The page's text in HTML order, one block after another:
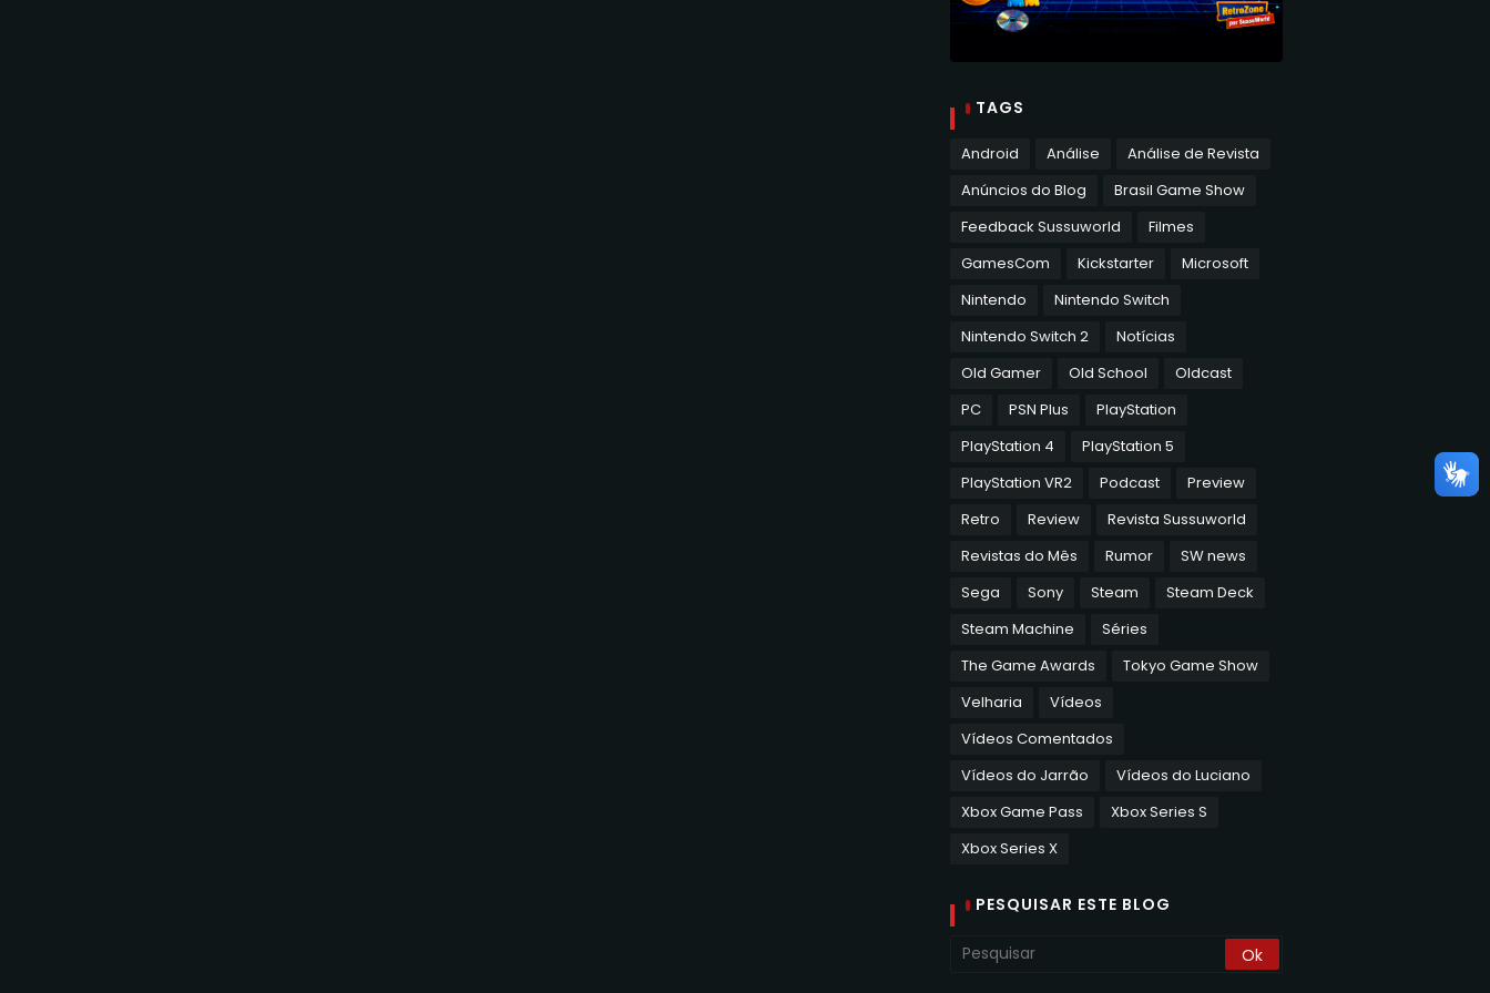
TAGS
Android Análise
Análise de Revista
Anúncios do Blog
Brasil Game Show
Feedback Sussuworld
Filmes
GamesCom
Kickstarter
Microsoft
Nintendo
Nintendo Switch
Nintendo Switch 2
Notícias
Old Gamer
Old School
Oldcast
PC
PSN Plus
PlayStation
PlayStation 4
PlayStation 5
PlayStation VR2
Podcast
Preview
Retro
Review
Revista Sussuworld
Revistas do Mês
Rumor
SW news
Sega
Sony Steam
Steam Deck
Steam Machine
Séries
The Game Awards
Tokyo Game Show
Velharia
Vídeos
Vídeos Comentados
Vídeos do Jarrão
Vídeos do Luciano
Xbox Game Pass
Xbox Series S
Xbox Series X
PESQUISAR ESTE BLOG